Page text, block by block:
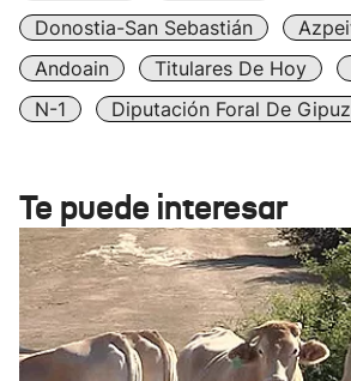
Donostia-San Sebastián
Andoain
Titulares De Hoy
N-1
Diputación Foral De
Te puede interesar